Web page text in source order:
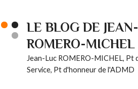
LE BLOG DE
ROMERO-MICHEL
Jean-Luc ROMERO-MICHEL, Pt
Service, Pt d'honneur de l'ADMD